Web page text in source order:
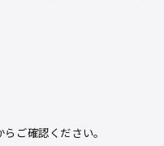
ご確認ください。